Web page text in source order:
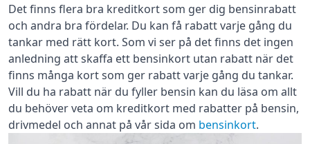
Det finns flera bra kreditkort som ger dig bensinrabatt
och andra bra fördelar. Du kan få rabatt varje gång du
tankar med rätt kort. Som vi ser på det finns det ingen
anledning att skaffa ett bensinkort utan rabatt när det
finns många kort som ger rabatt varje gång du tankar.
Vill du ha rabatt när du fyller bensin kan du läsa om allt
du behöver veta om kreditkort med rabatter på bensin,
drivmedel och annat på vår sida om bensinkort.